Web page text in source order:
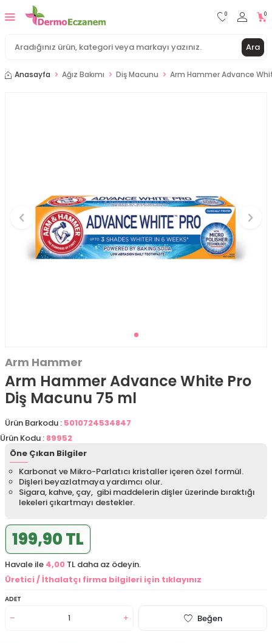
Ara
0 0
Anasayfa Ağız Bakımı Diş Macunu Arm Hammer Advance
Arm Hammer
Arm Hammer Advance White Pro
Diş Macunu 75 ml
Ürün Barkodu : 5010724534847
Ürün Kodu : 89952
Öne Çıkan Bilgiler
Karbonat ve Mikro-Parlatıcı kristaller içeren özel formül.
Dişleri beyazlatmaya yardımcı olur.
Sigara, kahve, çay, gibi maddelerin dişler üzerinde bıraktığı
lekeleri çıkartmayı destekler.
199,90 TL
Havale ile 4,00 TL daha az ödeyin.
Üretici / İthalatçı firma bilgileri için tıklayınız
ADET
Beğen